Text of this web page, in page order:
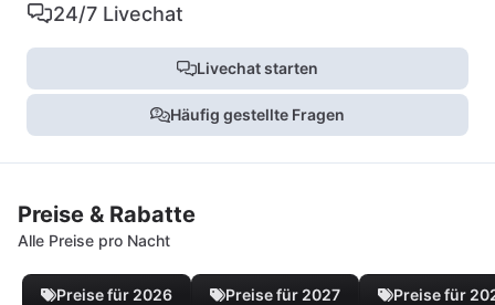
24/7 Livechat
Livechat starten
Häufig gestellte Fragen
Preise & Rabatte
Alle Preise pro Nacht
Preise für 2026 Preise für 2027 Preise für